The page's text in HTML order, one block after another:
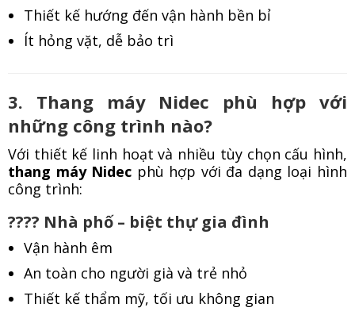
Thiết kế hướng đến vận hành bền bỉ
Ít hỏng vặt, dễ bảo trì
3. Thang máy Nidec phù hợp với
những công trình nào?
Với thiết kế linh hoạt và nhiều tùy chọn cấu hình,
thang máy Nidec phù hợp với đa dạng loại hình
công trình:
???? Nhà phố – biệt thự gia đình
Vận hành êm
An toàn cho người già và trẻ nhỏ
Thiết kế thẩm mỹ, tối ưu không gian